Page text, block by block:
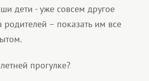
дети - уже совсем другое
– показать им все
прогулке?